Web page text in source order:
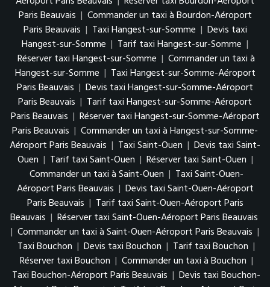
Paris Beauvais | Commander un taxi à Bourdon-Aéroport
Paris Beauvais | Taxi Hangest-sur-Somme | Devis taxi
Hangest-sur-Somme | Tarif taxi Hangest-sur-Somme |
Réserver taxi Hangest-sur-Somme | Commander un taxi à
Hangest-sur-Somme | Taxi Hangest-sur-Somme-Aéroport
Paris Beauvais | Devis taxi Hangest-sur-Somme-Aéroport
Paris Beauvais | Tarif taxi Hangest-sur-Somme-Aéroport
Paris Beauvais | Réserver taxi Hangest-sur-Somme-Aéroport
Paris Beauvais | Commander un taxi à Hangest-sur-Somme-
Aéroport Paris Beauvais | Taxi Saint-Ouen | Devis taxi Saint-
Ouen | Tarif taxi Saint-Ouen | Réserver taxi Saint-Ouen |
Commander un taxi à Saint-Ouen | Taxi Saint-Ouen-
Aéroport Paris Beauvais | Devis taxi Saint-Ouen-Aéroport
Paris Beauvais | Tarif taxi Saint-Ouen-Aéroport Paris
Beauvais | Réserver taxi Saint-Ouen-Aéroport Paris Beauvais
| Commander un taxi à Saint-Ouen-Aéroport Paris Beauvais |
Taxi Bouchon | Devis taxi Bouchon | Tarif taxi Bouchon |
Réserver taxi Bouchon | Commander un taxi à Bouchon |
Taxi Bouchon-Aéroport Paris Beauvais | Devis taxi Bouchon-